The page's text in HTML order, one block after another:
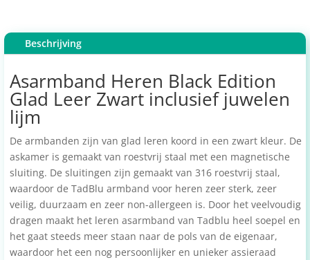
Beschrijving
Asarmband Heren Black Edition
Glad Leer Zwart inclusief juwelen
lijm
De armbanden zijn van glad leren koord in een zwart kleur. De
askamer is gemaakt van roestvrij staal met een magnetische
sluiting. De sluitingen zijn gemaakt van 316 roestvrij staal,
waardoor de TadBlu armband voor heren zeer sterk, zeer
veilig, duurzaam en zeer non-allergeen is. Door het veelvoudig
dragen maakt het leren asarmband van Tadblu heel soepel en
het gaat steeds meer staan naar de pols van de eigenaar,
waardoor het een nog persoonlijker en unieker assieraad